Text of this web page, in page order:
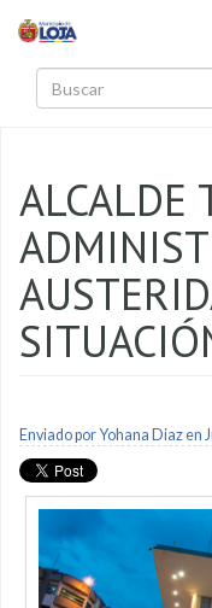
ALCALDE
Enviado porYohana Diazen